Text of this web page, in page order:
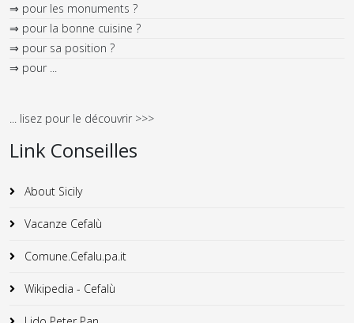
⇒ pour les monuments ?
⇒ pour la bonne cuisine ?
⇒ pour sa position ?
⇒ pour ...
... lisez pour le découvrir >>>
Link Conseilles
About Sicily
Vacanze Cefalù
Comune.Cefalu.pa.it
Wikipedia - Cefalù